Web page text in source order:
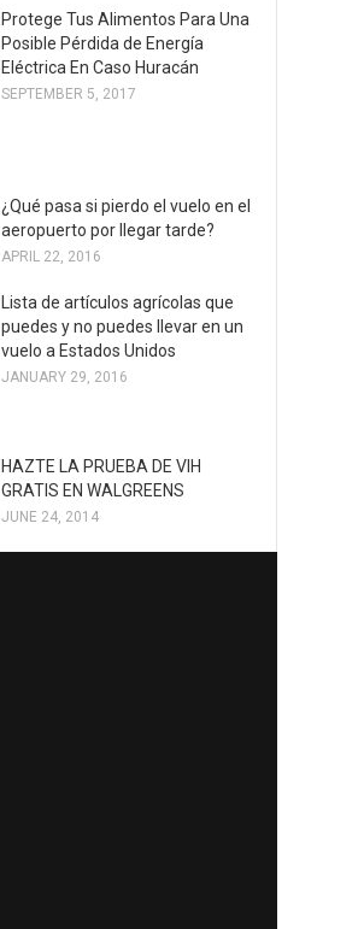
Protege Tus Alimentos Para Una
Posible Pérdida de Energía
Eléctrica En Caso Huracán
SEPTEMBER 5, 2017
¿Qué pasa si pierdo el vuelo en el
aeropuerto por llegar tarde?
APRIL 22, 2016
Lista de artículos agrícolas que
puedes y no puedes llevar en un
vuelo a Estados Unidos
JANUARY 29, 2016
HAZTE LA PRUEBA DE VIH
GRATIS EN WALGREENS
JUNE 24, 2014